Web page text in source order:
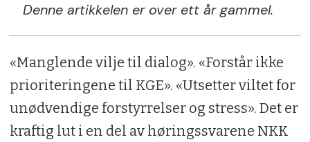
Denne artikkelen er over ett år gammel.
«Manglende vilje til dialog». «Forstår ikke
prioriteringene til KGE». «Utsetter viltet for
unødvendige forstyrrelser og stress». Det er
kraftig lut i en del av høringssvarene NKK